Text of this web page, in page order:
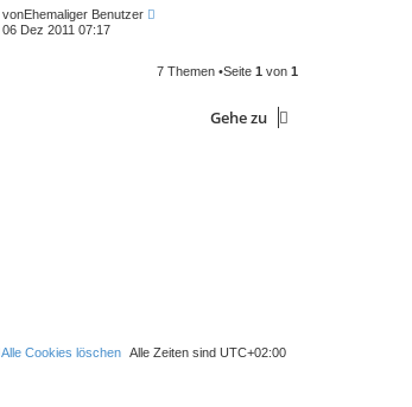
vonEhemaliger Benutzer
06 Dez 2011 07:17
7 Themen •Seite 1 von 1
Gehe zu
Alle Zeiten sind UTC+02:00
Alle Cookies löschen